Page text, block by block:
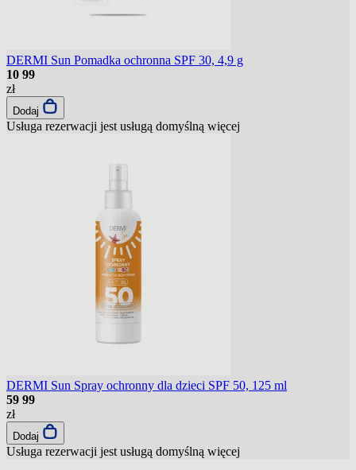
DERMI Sun Pomadka ochronna SPF 30, 4,9 g
10 99
zł
Dodaj
Usługa rezerwacji jest usługą domyślną więcej
DERMI Sun Spray ochronny dla dzieci SPF 50, 125 ml
59 99
zł
Dodaj
Usługa rezerwacji jest usługą domyślną więcej